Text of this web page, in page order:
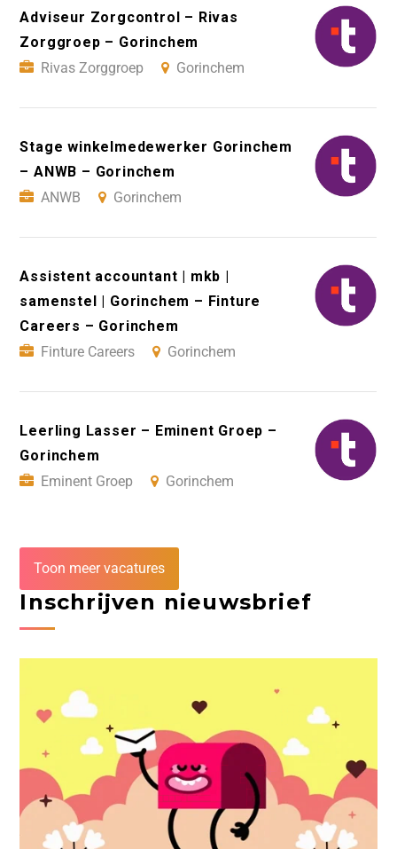
Adviseur Zorgcontrol – Rivas
Zorggroep – Gorinchem
Rivas Zorggroep
Gorinchem
Stage winkelmedewerker Gorinchem
– ANWB – Gorinchem
ANWB
Gorinchem
Assistent accountant | mkb |
samenstel | Gorinchem – Finture
Careers – Gorinchem
Finture Careers
Gorinchem
Leerling Lasser – Eminent Groep –
Gorinchem
Eminent Groep
Gorinchem
Toon meer vacatures
Inschrijven nieuwsbrief